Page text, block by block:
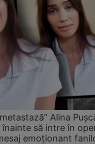
Alina
să intre în
emoționant